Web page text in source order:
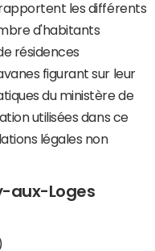
les différents
d'habitants
résidences
figurant sur leur
du ministère de
utilisées dans ce
légales non
aux-Loges